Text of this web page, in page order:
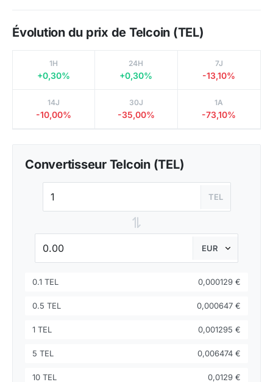
Évolution du prix de Telcoin (TEL)
1H
+0,30%
24H
+0,30%
7J
-13,10%
14J
-10,00%
30J
-35,00%
1A
-73,10%
Convertisseur Telcoin (TEL)
TEL
⇌
0.1 TEL 0,000129 €
0.5 TEL 0,000647 €
1 TEL 0,001295 €
5 TEL 0,006474 €
10 TEL 0,0129 €